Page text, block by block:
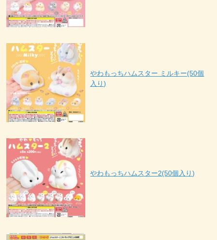
やわもっちハムスター ミルキー(50個
入り)
やわもっちハムスター2(50個入り)